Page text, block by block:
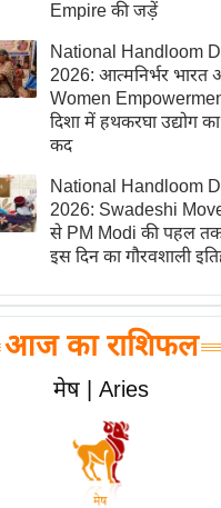
मिसाल बेमिसाल
शख्सियत
यंग इंडिया
साहित्य जगत
ऑटो वर्ल्ड
न्यूज ब्रीफ
बॉलीवुड
हॉलीवुड
फिल्म समीक्षा
लाइफस्टाइल
Empire की जड़ें
National Handloom
2026: आत्मनिर्भर भारत
Women
दिशा में हथकरघा उद्योग
कद
National Handloom
2026: Swadeshi
से PM Modi की पहल
इस दिन का गौरवशाली
आज का राशिफल
मेष | Aries